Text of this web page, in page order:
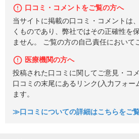
口コミ・コメントをご覧の方へ
当サイトに掲載の口コミ・コメントは
くものであり、弊社ではその正確性を
ません。 ご覧の方の自己責任において
医療機関の方へ
投稿された口コミに関してご意見・コ
口コミの末尾にあるリンク(入力フォー
ます。
≫口コミについての詳細はこちらをご覧